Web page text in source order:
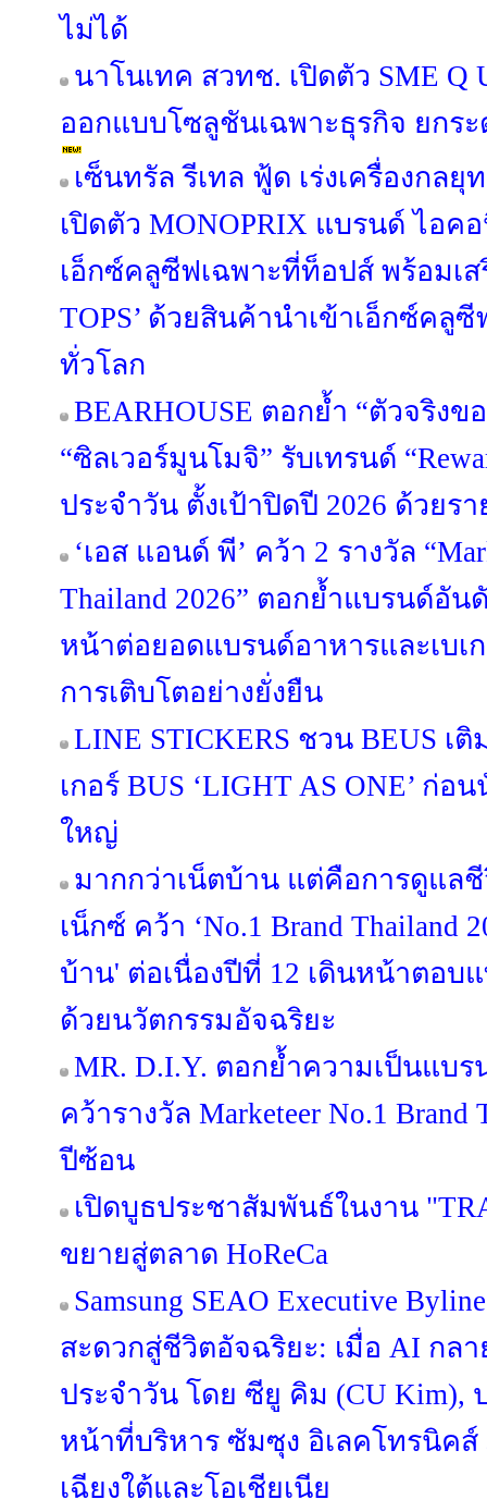
ไม่ได้
นาโนเทค สวทช. เปิดตัว SME Q
ออกแบบโซลูชันเฉพาะธุรกิจ ยกร
เซ็นทรัล รีเทล ฟู้ด เร่งเครื่องกลยุ
เปิดตัว MONOPRIX แบรนด์ ไอค
เอ็กซ์คลูซีฟเฉพาะที่ท็อปส์ พร้อมเส
TOPS’ ด้วยสินค้านำเข้าเอ็กซ์คลู
ทั่วโลก
BEARHOUSE ตอกย้ำ “ตัวจริง
“ซิลเวอร์มูนโมจิ” รับเทรนด์
ประจำวัน ตั้งเป้าปิดปี 2026 ด้วยร
‘เอส แอนด์ พี’ คว้า 2 รางวัล
Thailand 2026” ตอกย้ำแบรนด์อั
หน้าต่อยอดแบรนด์อาหารและเบเ
การเติบโตอย่างยั่งยืน
LINE STICKERS ชวน BEUS
เกอร์ BUS ‘LIGHT AS ONE’ ก่
ใหญ่
มากกว่าเน็ตบ้าน แต่คือการดูแล
เน็กซ์ คว้า ‘No.1 Brand Thailand
บ้าน' ต่อเนื่องปีที่ 12 เดินหน้าตอบ
ด้วยนวัตกรรมอัจฉริยะ
MR. D.I.Y. ตอกย้ำความเป็นแบ
คว้ารางวัล Marketeer No.1 Brand
ปีซ้อน
เปิดบูธประชาสัมพันธ์ในงาน
ขยายสู่ตลาด HoReCa
Samsung SEAO Executive
สะดวกสู่ชีวิตอัจฉริยะ: เมื่อ AI กล
ประจำวัน โดย ซียู คิม (CU Kim),
หน้าที่บริหาร ซัมซุง อิเลคโทรนิค
เฉียงใต้และโอเชียเนีย